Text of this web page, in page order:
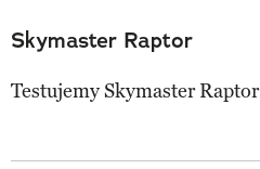
Skymaster Raptor
Testujemy Skymaster Raptor